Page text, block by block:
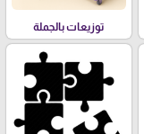
توزيعات بالجملة